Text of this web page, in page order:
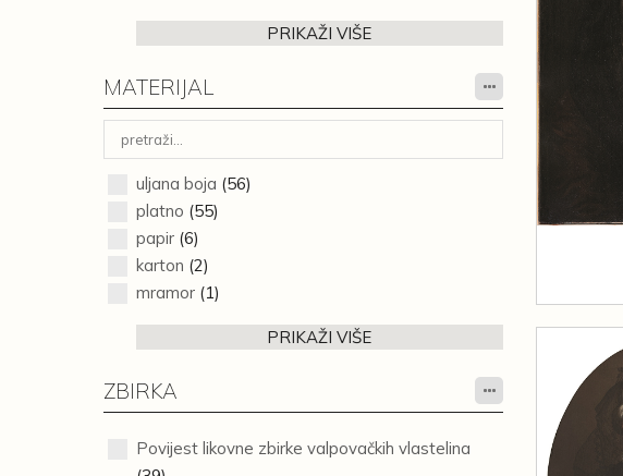
PRIKAŽI VIŠE
MATERIJAL
uljana boja (56)
platno (55)
papir(6)
karton (2)
mramor(1)
PRIKAŽI VIŠE
ZBIRKA
Povijest likovne zbirke valpovačkih vlastelina